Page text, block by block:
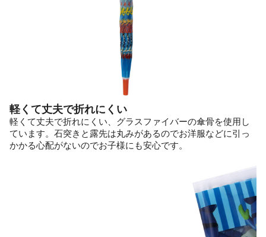
軽くて丈夫で折れにくい
軽くて丈夫で折れにくい、グラスファイバーの傘骨を使用し
ています。石突きと露先は丸みがあるのでお洋服などに引っ
かかる心配がないのでお子様にも安心です。